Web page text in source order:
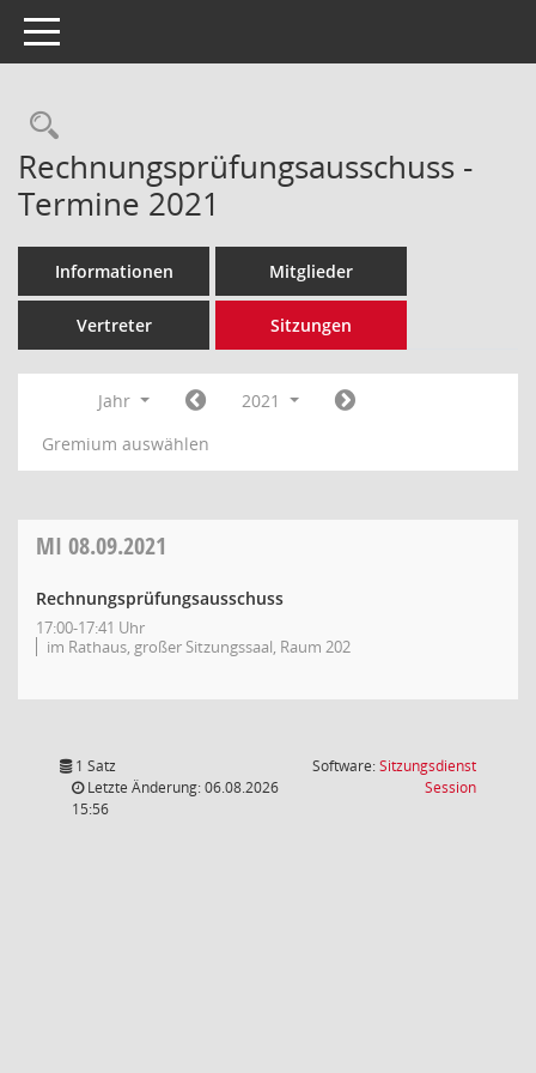
Toggle navigation
Rechercheauswahl
Rechnungsprüfungsausschuss -
Termine 2021
Informationen Mitglieder
Vertreter Sitzungen
Jahr
2021
Gremium auswählen
MI 08.09.2021
Rechnungsprüfungsausschuss
17:00-17:41 Uhr
im Rathaus, großer Sitzungssaal, Raum 202
1 Satz
Letzte Änderung: 06.08.2026
15:56
Software:Sitzungsdienst
Session(Wird in